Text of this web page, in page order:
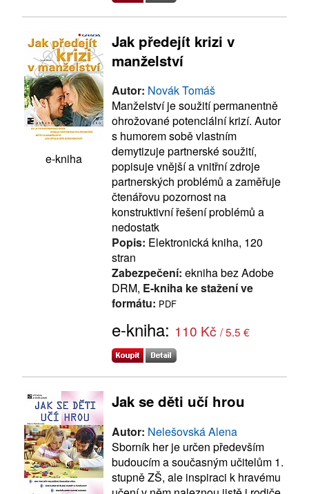
e-kniha
Jak předejít krizi v
manželství
Autor: Novák Tomáš
Manželství je soužití permanentně
ohrožované potenciální krizí. Autor
s humorem sobě vlastním
demytizuje partnerské soužití,
popisuje vnější a vnitřní zdroje
partnerských problémů a zaměřuje
čtenářovu pozornost na
konstruktivní řešení problémů a
nedostatk
Popis: Elektronická kniha, 120
stran
Zabezpečení: ekniha bez Adobe
DRM, E-kniha ke stažení ve
formátu: PDF
e-kniha: 110 Kč / 5.5 €
Jak se děti učí hrou
Autor: Nelešovská Alena
Sborník her je určen především
budoucím a současným učitelům 1.
stupně ZŠ, ale inspiraci k hravému